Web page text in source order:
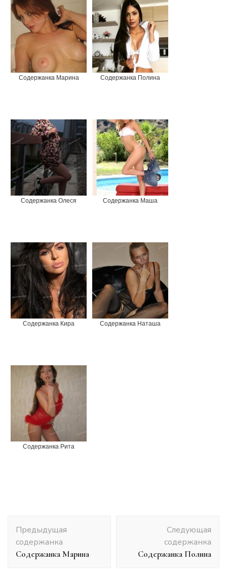
Содержанка Марина Содержанка Полина
Содержанка Олеся Содержанка Маша
Содержанка Кира Содержанка Наташа
Содержанка Рита
Navigation
Предыдущая
содержанка
Содержанка Марина
Следующая
содержанка
Содержанка Полина